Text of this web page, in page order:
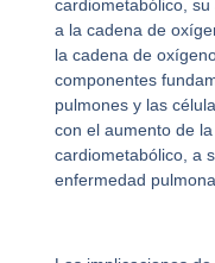
cardiometabólico,
a la cadena de
la cadena de
componentes
pulmones y las
con el aumento de
cardiometabólico, a
enfermedad